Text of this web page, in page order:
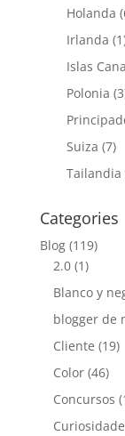
Holanda
Irlanda
Islas
Polonia
Suiza (7)
Tailandia
Categories
Blog(119)
2.0(1)
Blanco y
blogger de
Cliente (19)
Color(46)
Concursos